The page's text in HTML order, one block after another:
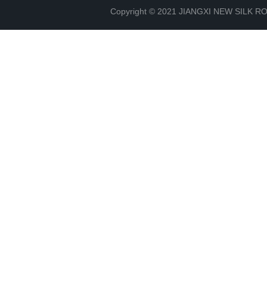
Copyright © 2021 JIANGXI NEW SILK